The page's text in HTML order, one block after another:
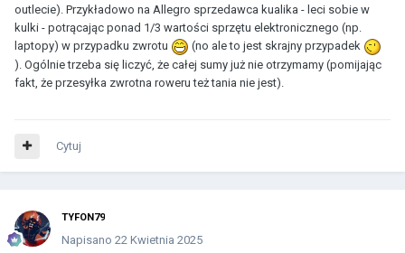
outlecie). Przykładowo na Allegro sprzedawca kualika - leci sobie w
kulki - potrącając ponad 1/3 wartości sprzętu elektronicznego (np.
laptopy) w przypadku zwrotu
(no ale to jest skrajny przypadek
). Ogólnie trzeba się liczyć, że całej sumy już nie otrzymamy (pomijając
fakt, że przesyłka zwrotna roweru też tania nie jest).
Cytuj
TYFON79
Napisano 22 Kwietnia 2025